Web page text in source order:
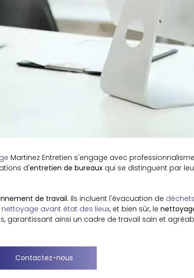
Martinez Entretien s'engage avec
d'entretien de bureaux qui se distinguent par
de travail. Ils incluent l'évacuation de
nettoyage avant état des lieux, et bien sûr, le
garantissant ainsi un cadre de travail sain et
Contactez-nous